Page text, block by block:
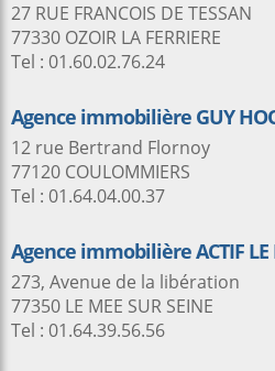
27 RUE FRANCOIS DE TESSAN
77330 OZOIR LA FERRIERE
Tel : 01.60.02.76.24
Agence immobilière GUY
12 rue Bertrand Flornoy
77120 COULOMMIERS
Tel : 01.64.04.00.37
Agence immobilière ACTIF LE
273, Avenue de la libération
77350 LE MEE SUR SEINE
Tel : 01.64.39.56.56